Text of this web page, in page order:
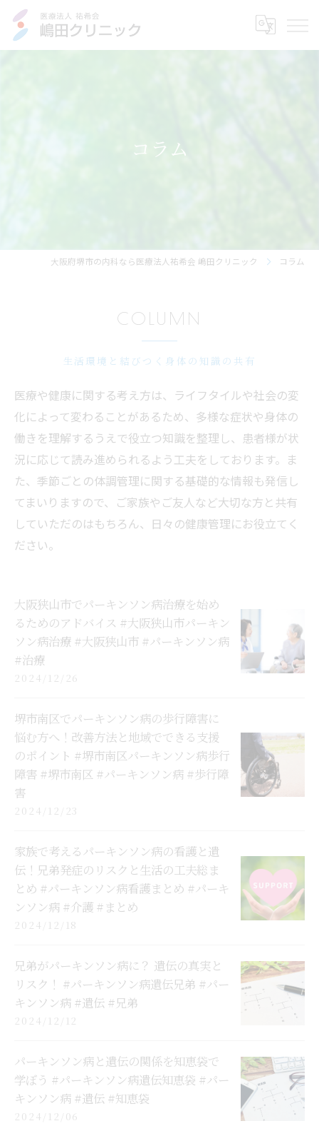
コラム
大阪府堺市の内科なら医療法人祐希会 嶋田クリニック コラム
COLUMN
生活環境と結びつく身体の知識の共有
医療や健康に関する考え方は、ライフタイルや社会の変
化によって変わることがあるため、多様な症状や身体の
働きを理解するうえで役立つ知識を整理し、患者様が状
況に応じて読み進められるよう工夫をしております。ま
た、季節ごとの体調管理に関する基礎的な情報も発信し
てまいりますので、ご家族やご友人など大切な方と共有
していただのはもちろん、日々の健康管理にお役立てく
ださい。
大阪狭山市でパーキンソン病治療を始め
るためのアドバイス #大阪狭山市パーキン
ソン病治療 #大阪狭山市 #パーキンソン病
#治療
2024/12/26
堺市南区でパーキンソン病の歩行障害に
悩む方へ！改善方法と地域でできる支援
のポイント #堺市南区パーキンソン病歩行
障害 #堺市南区 #パーキンソン病 #歩行障
害
2024/12/23
家族で考えるパーキンソン病の看護と遺
伝！兄弟発症のリスクと生活の工夫総ま
とめ #パーキンソン病看護まとめ #パーキ
ンソン病 #介護 #まとめ
2024/12/18
兄弟がパーキンソン病に？ 遺伝の真実と
リスク！ #パーキンソン病遺伝兄弟 #パー
キンソン病 #遺伝 #兄弟
2024/12/12
パーキンソン病と遺伝の関係を知恵袋で
学ぼう #パーキンソン病遺伝知恵袋 #パー
キンソン病 #遺伝 #知恵袋
2024/12/06